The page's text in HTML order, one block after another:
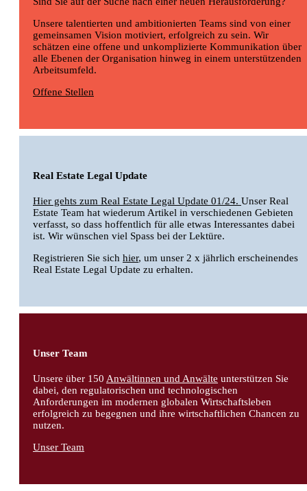
Unsere talentierten und ambitionierten Teams sind von einer
gemeinsamen Vision motiviert, erfolgreich zu sein. Wir
schätzen eine offene und unkomplizierte Kommunikation über
alle Ebenen der Organisation hinweg in einem unterstützenden
Arbeitsumfeld.
Offene Stellen
Real Estate Legal Update
Hier gehts zum Real Estate Legal Update 01/24. Unser Real
Estate Team hat wiederum Artikel in verschiedenen Gebieten
verfasst, so dass hoffentlich für alle etwas Interessantes dabei
ist. Wir wünschen viel Spass bei der Lektüre.
Registrieren Sie sich hier, um unser 2 x jährlich erscheinendes
Real Estate Legal Update zu erhalten.
Unser Team
Unsere über 150 Anwältinnen und Anwälte unterstützen Sie
dabei, den regulatorischen und technologischen
Anforderungen im modernen globalen Wirtschaftsleben
erfolgreich zu begegnen und ihre wirtschaftlichen Chancen zu
nutzen.
Unser Team